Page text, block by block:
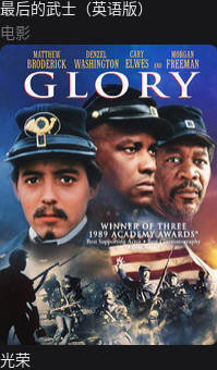
最后的武士（英语版）
电影
光荣